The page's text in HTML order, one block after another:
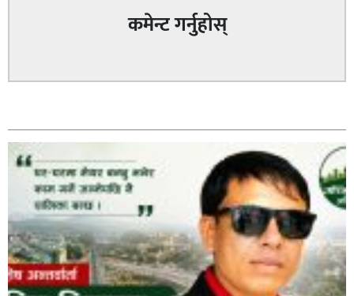
प्रहरी साहयक निरीक्षक कुलबहादुर बिककाे पहलमा खडैचा
कमेन्ट गर्नुहोस्